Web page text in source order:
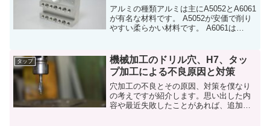
アルミの種類アルミは主にA5052とA6061
が有名な材料です。 A5052が安価で削り
やすい柔らかい材料です。 A6061は
などでは、A5052、A6061であれ...
タップ
機械加工のドリル穴、H7、タッ
プ加工による不良原因と対策
穴加工の不良とその原因、対策を僕なり
の考えですが紹介します。思い出した内
容や最近失敗したことがあれば、追加し